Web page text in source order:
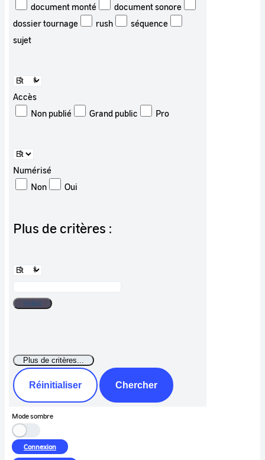
document monté
document sonore
dossier tournage
rush
séquence
sujet
Accès
Non publié
Grand public Pro
Numérisé
Non
Oui
Plus de critères :
Réinitialiser Chercher
Mode sombre
Connexion